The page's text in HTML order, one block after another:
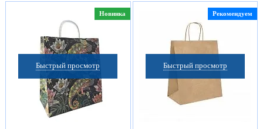
Быстрый просмотр
Новинка
Быстрый просмотр
Рекомендуем